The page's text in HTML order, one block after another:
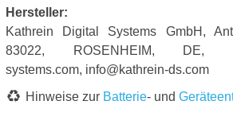
Hersteller:
Kathrein Digital Systems GmbH,
83022, ROSENHEIM, DE,
systems.com, info@kathrein-ds.com
Hinweise zur Batterie- und